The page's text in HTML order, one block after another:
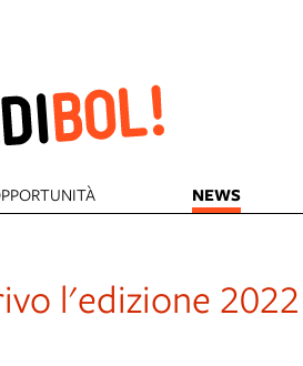
NEWS
l'edizione 2022